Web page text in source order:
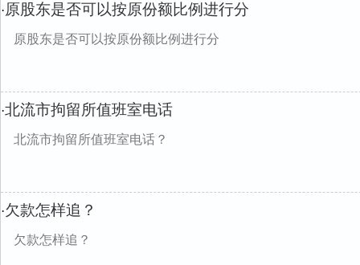
·原股东是否可以按原份额比例进行分
原股东是否可以按原份额比例进行分
·北流市拘留所值班室电话
北流市拘留所值班室电话？
·欠款怎样追？
欠款怎样追？